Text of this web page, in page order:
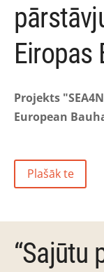
Eiropas
Projekts
European
Plašāk te
“Sajūtu